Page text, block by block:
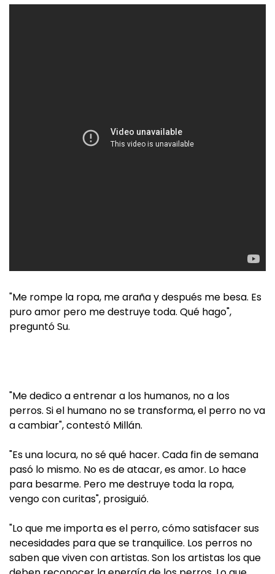
"Me rompe la ropa, me araña y después me besa. Es
puro amor pero me destruye toda. Qué hago",
preguntó Su.
"Me dedico a entrenar a los humanos, no a los
perros. Si el humano no se transforma, el perro no va
a cambiar", contestó Millán.
"Es una locura, no sé qué hacer. Cada fin de semana
pasó lo mismo. No es de atacar, es amor. Lo hace
para besarme. Pero me destruye toda la ropa,
vengo con curitas", prosiguió.
"Lo que me importa es el perro, cómo satisfacer sus
necesidades para que se tranquilice. Los perros no
saben que viven con artistas. Son los artistas los que